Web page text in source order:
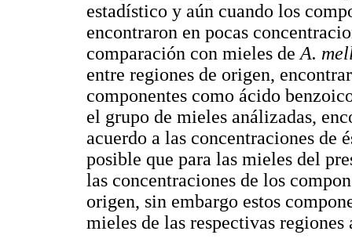
estadístico y aún cuando los
encontraron en pocas
comparación con mieles de A.
entre regiones de origen,
componentes como ácido
el grupo de mieles análizadas,
acuerdo a las concentraciones de
posible que para las mieles del
las concentraciones de los
origen, sin embargo estos
mieles de las respectivas regiones